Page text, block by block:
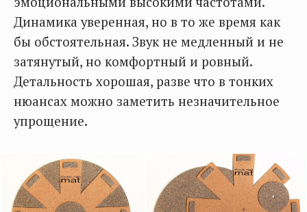
Динамика уверенная, но в то же время как
бы обстоятельная. Звук не медленный и не
затянутый, но комфортный и ровный.
Детальность хорошая, разве что в тонких
нюансах можно заметить незначительное
упрощение.